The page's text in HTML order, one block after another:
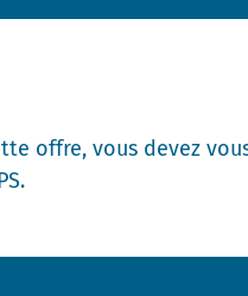
offre, vous devez